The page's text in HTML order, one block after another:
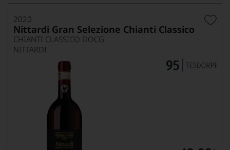
2020
Nittardi Gran Selezione Chianti Classico
CHIANTI CLASSICO DOCG
NITTARDI